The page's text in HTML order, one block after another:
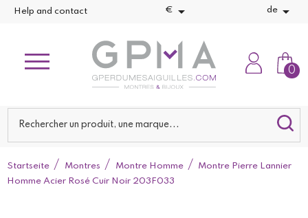
Help and contact €  de 
0
Startseite Montres Montre Homme
Montre Pierre Lannier
Homme Acier Rosé Cuir Noir 203F033